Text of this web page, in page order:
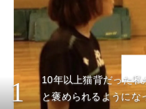
1
10年以上猫背だった私
と褒められるようにな